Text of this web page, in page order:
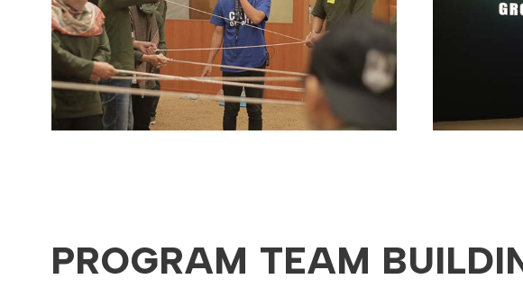
PROGRAM TEAM